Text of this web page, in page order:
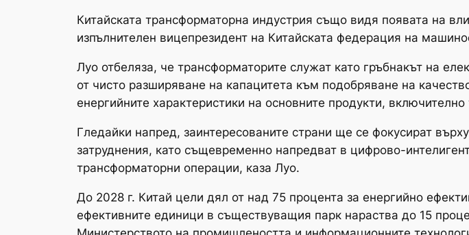
Китайската трансформаторна индустрия също видя появата на
изпълнителен вицепрезидент на Китайската федерация на
Луо отбеляза, че трансформаторите служат като гръбнакът на
от чисто разширяване на капацитета към подобряване на
енергийните характеристики на основните продукти,
Гледайки напред, заинтересованите страни ще се фокусират
затруднения, като същевременно напредват в цифрово-
трансформаторни операции, каза Луо.
До 2028 г. Китай цели дял от над 75 процента за енергийно
ефективните единици в съществуващия парк нараства до 15